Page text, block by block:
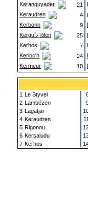
Keranguyader 21
Keraudren
4
Kerbonn
9
Kerguï¿½len
25
Kerhos
7
Kerloc'h
24
Kermeur
10
1 Le Styvel
2 Lambézen
3 Lagatjar
4 Keraudren 11
5 Rigonou
6 Kersaludu
7 Kerhos